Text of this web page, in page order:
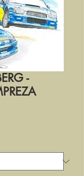
-